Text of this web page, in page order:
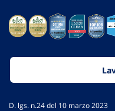
D. lgs. n.24 del 10 marzo 2023